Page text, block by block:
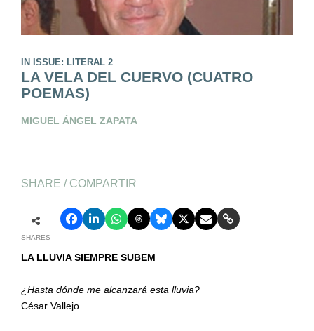
IN ISSUE: LITERAL 2
LA VELA DEL CUERVO (CUATRO
POEMAS)
MIGUEL ÁNGEL ZAPATA
SHARE / COMPARTIR
SHARES
LA LLUVIA SIEMPRE SUBEM
¿Hasta dónde me alcanzará esta lluvia?
César Vallejo